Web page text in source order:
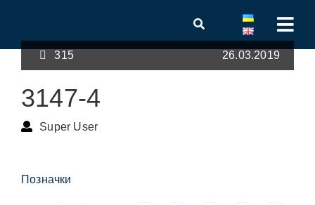
315 26.03.2019
3147-4
Super User
Позначки